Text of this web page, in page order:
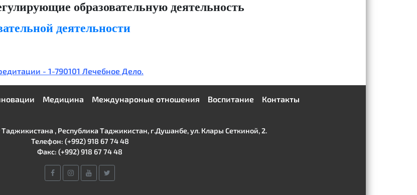
образовательную деятельность
деятельности
- 1-790101 Лечебное Дело.
Медицина Междунароные отношения Воспитание Контакты
, Республика Таджикистан, г.Душанбе, ул. Клары Сеткиной, 2.
Телефон: (+992) 918 67 74 48
Факс: (+992) 918 67 74 48